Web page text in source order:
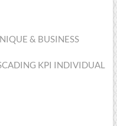
& BUSINESS
KPI INDIVIDUAL